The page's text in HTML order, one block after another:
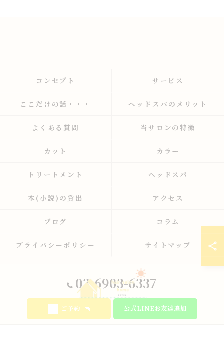
03-6903-6337
ご予約 公式LINEお友達追加
コンセプト サービス
ここだけの話・・・ ヘッドスパのメリット
よくある質問 当サロンの特徴
カット カラー
トリートメント ヘッドスパ
本(小説)の貸出 アクセス
ブログ コラム
プライバシーポリシー サイトマップ
© 2026 東京都板橋の美容室ならhair salon home ALL RIGHTS RESERVED.